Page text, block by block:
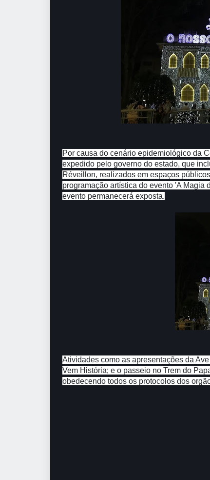
Por causa do cenário epidemiológico da
expedido pelo governo do estado, que
Réveillon, realizados em espaços
programação artística do evento 'A Magia
evento permanecerá exposta.
Atividades como as apresentações da
Vem História; e o passeio no Trem do
obedecendo todos os protocolos dos